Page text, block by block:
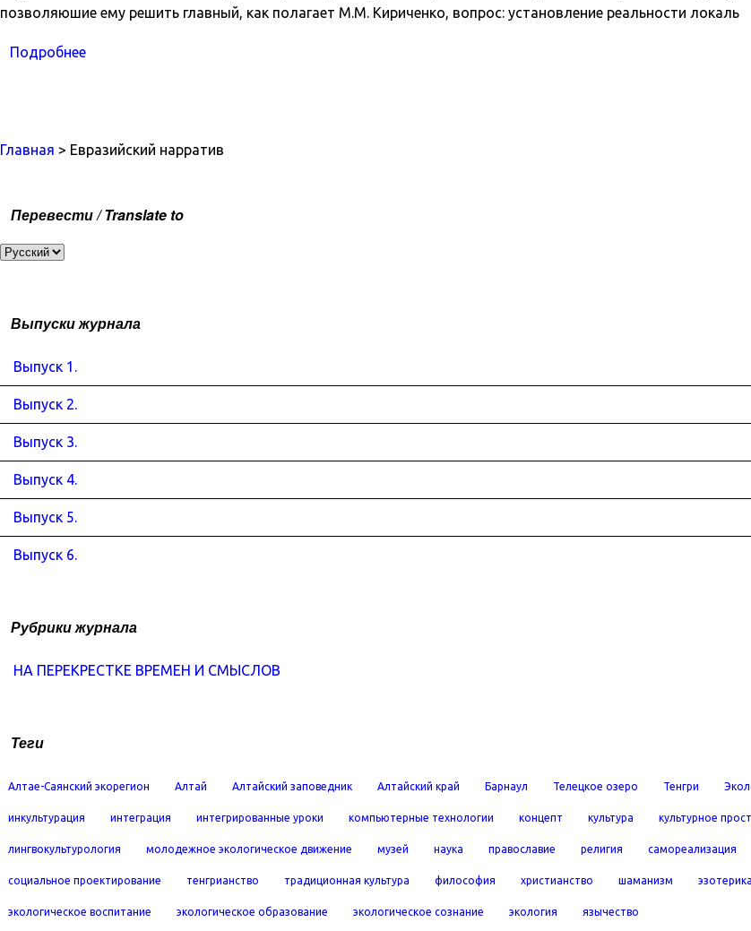
позволяюшие ему решить главный, как полагает М.М. Кириченко, вопрос: установление реальности локаль
Подробнее
Главная > Евразийский нарратив
Перевести / Translate to
Выпуски журнала
Выпуск 1.
Выпуск 2.
Выпуск 3.
Выпуск 4.
Выпуск 5.
Выпуск 6.
Рубрики журнала
НА ПЕРЕКРЕСТКЕ ВРЕМЕН И СМЫСЛОВ
Теги
Алтае-Саянский экорегион Алтай Алтайский заповедник Алтайский край Барнаул Телецкое озеро Тенгри
инкультурация интеграция интегрированные уроки компьютерные технологии концепт культура культурное
лингвокультурология молодежное экологическое движение музей наука православие религия самореализация
социальное проектирование тенгрианство традиционная культура философия христианство шаманизм эзотерика
экологическое воспитание экологическое образование экологическое сознание экология язычество